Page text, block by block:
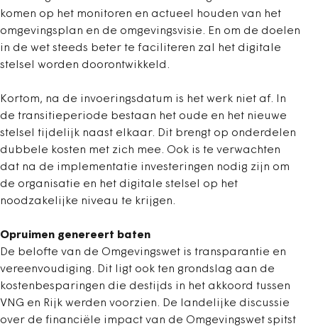
komen op het monitoren en actueel houden van het
omgevingsplan en de omgevingsvisie. En om de doelen
in de wet steeds beter te faciliteren zal het digitale
stelsel worden doorontwikkeld.
Kortom, na de invoeringsdatum is het werk niet af. In
de transitieperiode bestaan het oude en het nieuwe
stelsel tijdelijk naast elkaar. Dit brengt op onderdelen
dubbele kosten met zich mee. Ook is te verwachten
dat na de implementatie investeringen nodig zijn om
de organisatie en het digitale stelsel op het
noodzakelijke niveau te krijgen.
Opruimen genereert baten
De belofte van de Omgevingswet is transparantie en
vereenvoudiging. Dit ligt ook ten grondslag aan de
kostenbesparingen die destijds in het akkoord tussen
VNG en Rijk werden voorzien. De landelijke discussie
over de financiële impact van de Omgevingswet spitst